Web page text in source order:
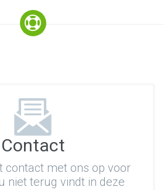
Contact
contact met ons op voor
niet terug vindt in deze